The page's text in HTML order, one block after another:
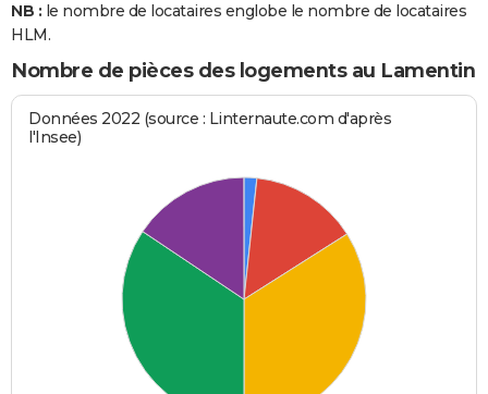
NB : le nombre de locataires englobe le nombre de locataires
HLM.
Nombre de pièces des logements au Lamentin
Données 2022 (source : Linternaute.com d'après
l'Insee)